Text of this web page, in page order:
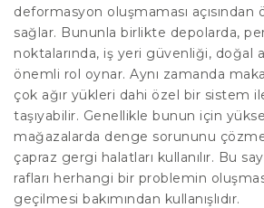
deformasyon oluşmaması açısından
sağlar. Bununla birlikte depolarda,
noktalarında, iş yeri güvenliği, doğal
önemli rol oynar. Aynı zamanda
çok ağır yükleri dahi özel bir sistem
taşıyabilir. Genellikle bunun için
mağazalarda denge sorununu
çapraz gergi halatları kullanılır. Bu
rafları herhangi bir problemin
geçilmesi bakımından kullanışlıdır.